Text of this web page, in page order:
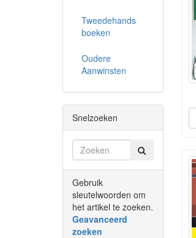
Tweedehands
boeken
Oudere
Aanwinsten
Snelzoeken
Gebruik
sleutelwoorden om
het artikel te zoeken.
Geavanceerd
zoeken